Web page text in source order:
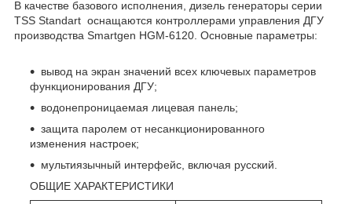
В качестве базового исполнения, дизель генераторы серии
TSS Standart оснащаются контроллерами управления ДГУ
производства Smartgen HGM-6120. Основные параметры:
вывод на экран значений всех ключевых параметров
функционирования ДГУ;
водонепроницаемая лицевая панель;
защита паролем от несанкционированного
изменения настроек;
мультиязычный интерфейс, включая русский.
ОБЩИЕ ХАРАКТЕРИСТИКИ